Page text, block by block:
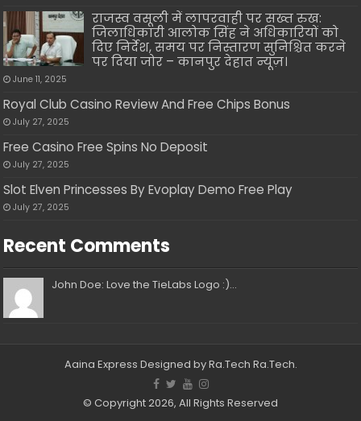
राजस्व वसूली में लापरवाही पर सख्त रुख:
जिलाधिकारी आलोक सिंह ने अधिकारियों को
दिए निर्देश, समय पर निस्तारण सुनिश्चित करने
पर दिया जोर – कानपुर देहात न्यूज़।
June 11, 2025
Royal Club Casino Review And Free Chips Bonus
July 27, 2025
Free Casino Free Spins No Deposit
July 27, 2025
Slot Elven Princesses By Evoplay Demo Free Play
July 27, 2025
Recent Comments
John Doe: Love the TieLabs Logo :)...
Aaina Express Designed by Ra.Tech Ra.Tech.
© Copyright 2026, All Rights Reserved